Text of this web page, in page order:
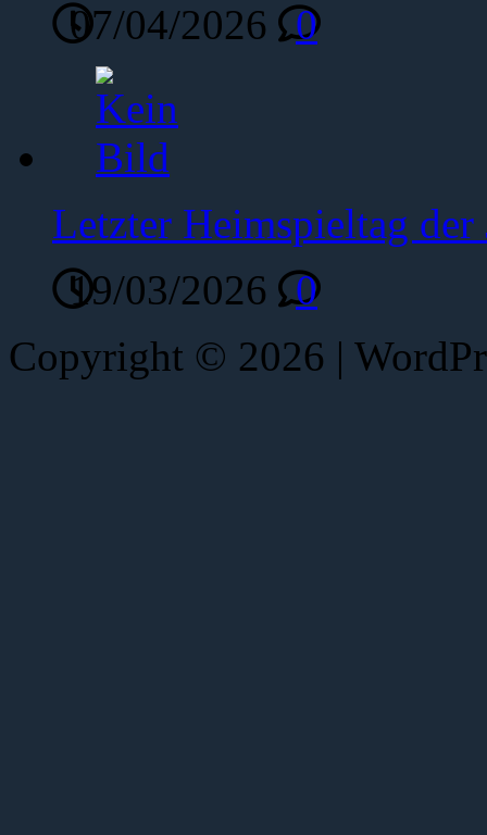
07/04/2026
0
Letzter Heimspieltag der
19/03/2026
0
Copyright © 2026 |